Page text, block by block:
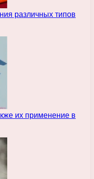
различных типов
их применение в